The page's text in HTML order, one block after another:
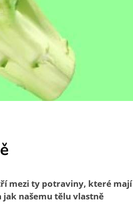
mezi ty potraviny, které mají
jak našemu tělu vlastně